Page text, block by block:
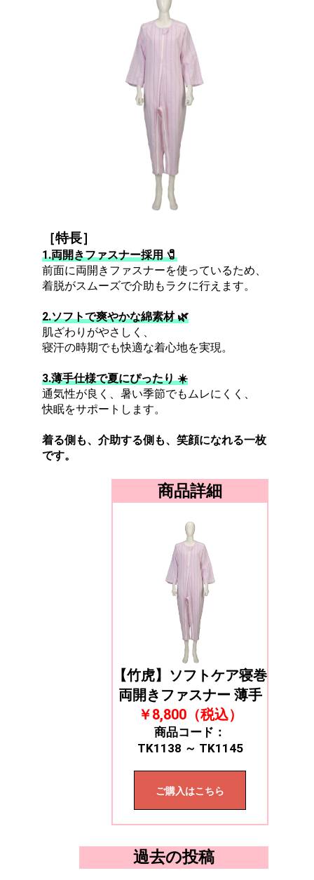
［特長］
1.両開きファスナー採用 🧷
前面に両開きファスナーを使っているため、
着脱がスムーズで介助もラクに行えます。
2.ソフトで爽やかな綿素材 🌿
肌ざわりがやさしく、
寝汗の時期でも快適な着心地を実現。
3.薄手仕様で夏にぴったり ☀️
通気性が良く、暑い季節でもムレにくく、
快眠をサポートします。
着る側も、介助する側も、笑顔になれる一枚
です。
商品詳細
【竹虎】ソフトケア寝巻
両開きファスナー 薄手
￥8,800（税込）
商品コード：
TK1138 ～ TK1145
ご購入はこちら
過去の投稿